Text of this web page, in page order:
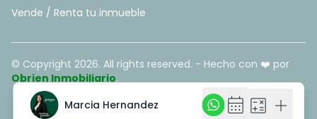
Marcia Hernandez calendar_month calculate add
Marcia Hernandez calendar_month calculate add
Vende / Renta tu inmueble
© Copyright 2026. All rights reserved. - Hecho con ❤️ por
Obrien Inmobiliario.